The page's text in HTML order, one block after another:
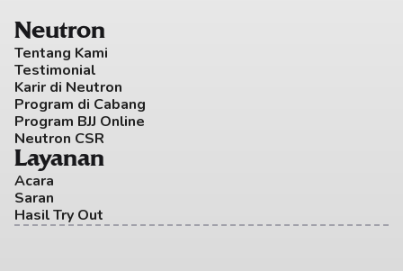
Neutron
Tentang Kami
Testimonial
Karir di Neutron
Program di Cabang
Program BJJ Online
Neutron CSR
Layanan
Acara
Saran
Hasil Try Out